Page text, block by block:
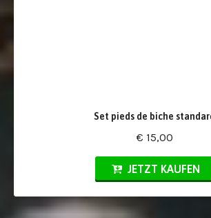
Set pieds de biche
€ 15,00
JETZT KAUFEN